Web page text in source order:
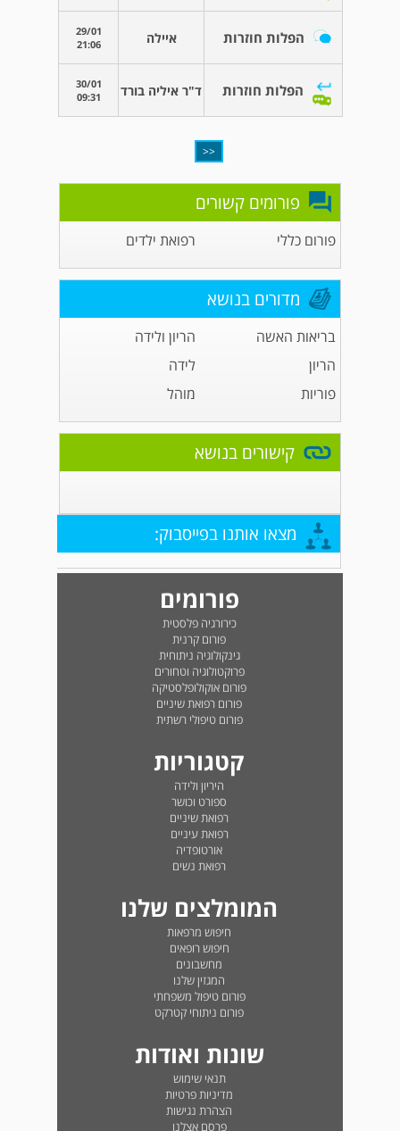
הפלות חוזרות איילה
29/01
21:06
הפלות חוזרות ד"ר איליה בורד
30/01
09:31
<<
פורומים קשורים
פורום כללי רפואת ילדים
מדורים בנושא
בריאות האשה
הריון ולידה
הריון
לידה
פוריות
מוהל
קישורים בנושא
מצאו אותנו בפייסבוק:
פורומים
כירורגיה פלסטית
פורום קרנית
גינקולוגיה ניתוחית
פרוקטולוגיה וטחורים
פורום אוקולופלסטיקה
פורום רפואת שיניים
פורום טיפולי רשתית
קטגוריות
היריון ולידה
ספורט וכושר
רפואת שיניים
רפואת עיניים
אורטופדיה
רפואת נשים
המומלצים שלנו
חיפוש מרפאות
חיפוש רופאים
מחשבונים
המגזין שלנו
פורום טיפול משפחתי
פורום ניתוחי קטרקט
שונות ואודות
תנאי שימוש
מדיניות פרטיות
הצהרת נגישות
פרסם אצלנו